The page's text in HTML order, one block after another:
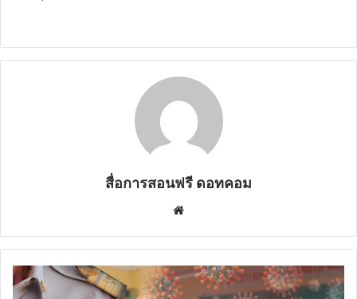
สื่อการสอนฟรี ดอทคอม
การ
ปรับ